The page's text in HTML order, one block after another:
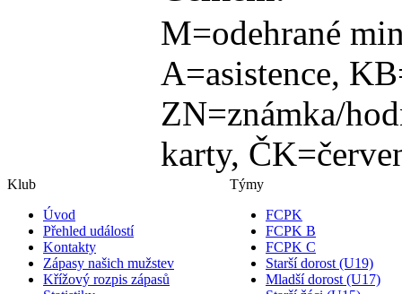
M=odehrané
A=asistence,
ZN=známka/
karty,
Klub
Úvod
Přehled událostí
Kontakty
Zápasy našich mužstev
Křížový rozpis zápasů
Týmy
FCPK
FCPK B
FCPK C
Starší dorost (U19)
Mladší dorost (U17)